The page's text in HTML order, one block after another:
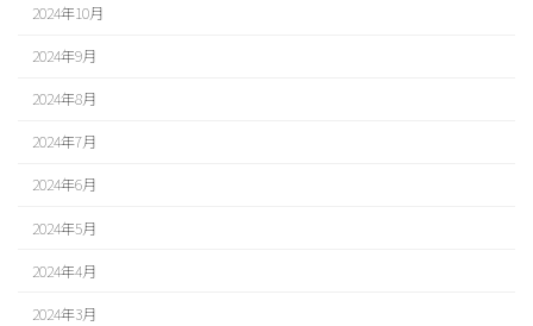
2024年10月
2024年9月
2024年8月
2024年7月
2024年6月
2024年5月
2024年4月
2024年3月